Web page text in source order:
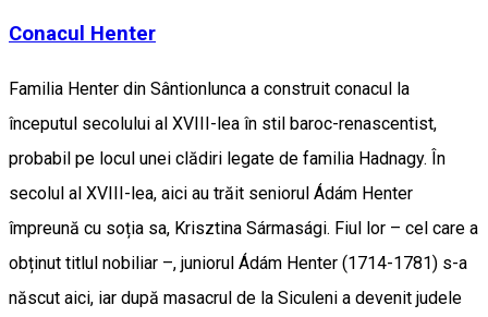
Conacul Henter
Familia Henter din Sântionlunca a construit conacul la
începutul secolului al XVIII-lea în stil baroc-renascentist,
probabil pe locul unei clădiri legate de familia Hadnagy. În
secolul al XVIII-lea, aici au trăit seniorul Ádám Henter
împreună cu soția sa, Krisztina Sármasági. Fiul lor – cel care a
obținut titlul nobiliar –, juniorul Ádám Henter (1714-1781) s-a
născut aici, iar după masacrul de la Siculeni a devenit judele